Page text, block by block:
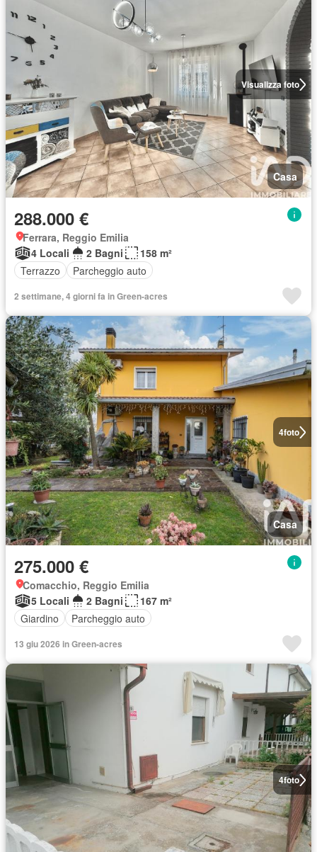
Visualizza foto
Casa
288.000 €
Ferrara, Reggio Emilia
4 Locali
2 Bagni
158 m²
Terrazzo
Parcheggio auto
2 settimane, 4 giorni fa in Green-acres
4foto
Casa
275.000 €
Comacchio, Reggio Emilia
5 Locali
2 Bagni
167 m²
Giardino
Parcheggio auto
13 giu 2026 in Green-acres
4foto